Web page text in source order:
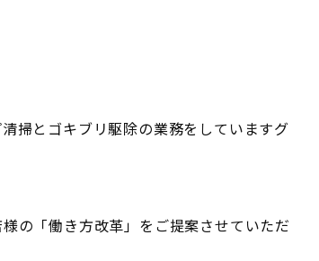
掃とゴキブリ駆除の業務をしていますグ
の「働き方改革」をご提案させていただ